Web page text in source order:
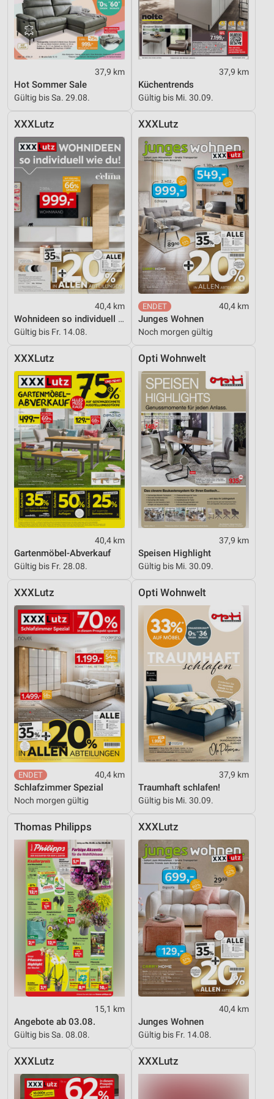
37,9 km
Hot Sommer Sale
Gültig bis Sa. 29.08.
37,9 km
Küchentrends
Gültig bis Mi. 30.09.
XXXLutz
40,4 km
Wohnideen so individuell wie du!
Gültig bis Fr. 14.08.
XXXLutz
40,4 km
Junges Wohnen
Noch morgen gültig
XXXLutz
40,4 km
Gartenmöbel-Abverkauf
Gültig bis Fr. 28.08.
Opti Wohnwelt
37,9 km
Speisen Highlight
Gültig bis Mi. 30.09.
XXXLutz
40,4 km
Schlafzimmer Spezial
Noch morgen gültig
Opti Wohnwelt
37,9 km
Traumhaft schlafen!
Gültig bis Mi. 30.09.
Thomas Philipps
15,1 km
Angebote ab 03.08.
Gültig bis Sa. 08.08.
XXXLutz
40,4 km
Junges Wohnen
Gültig bis Fr. 14.08.
XXXLutz XXXLutz
Funktional
Werbung